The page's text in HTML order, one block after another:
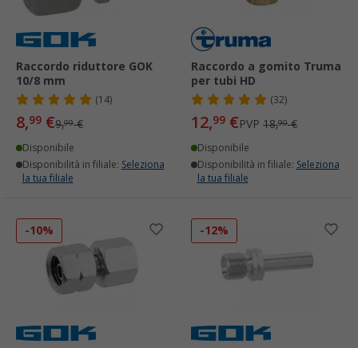
Raccordo riduttore GOK
10/8 mm
(14)
8,99 €9,99€
Disponibile
Disponibilità in filiale: Seleziona
la tua filiale
Raccordo a gomito Truma
per tubi HD
(32)
12,99 €PVP 18,90€
Disponibile
Disponibilità in filiale: Seleziona
la tua filiale
-10% -12%